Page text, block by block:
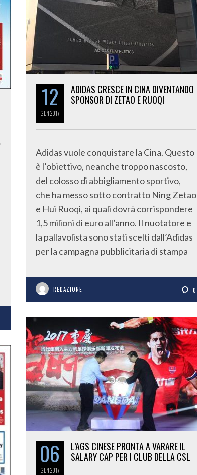
12
GEN2017
ADIDAS CRESCE IN CINA DIVENTANDO
SPONSOR DI ZETAO E RUOQI
Adidas vuole conquistare la Cina. Questo
è l’obiettivo, neanche troppo nascosto,
del colosso di abbigliamento sportivo,
che ha messo sotto contratto Ning Zetao
e Hui Ruoqi, ai quali dovrà corrispondere
1,5 milioni di euro all’anno. Il nuotatore e
la pallavolista sono stati scelti dall’Adidas
per la campagna pubblicitaria di stampa
REDAZIONE 0
06
GEN2017
L’AGS CINESE PRONTA A VARARE IL
SALARY CAP PER I CLUB DELLA CSL